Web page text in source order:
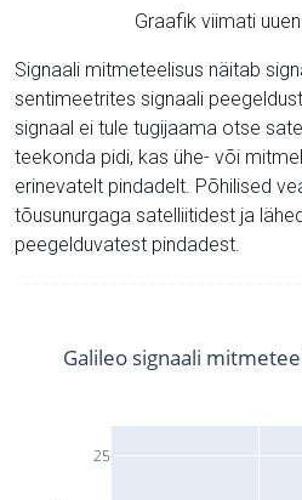
Graafik viimati
Signaali mitmeteelisus näitab
sentimeetrites signaali
signaal ei tule tugijaama otse
teekonda pidi, kas ühe- või
erinevatelt pindadelt. Põhilised
tõusunurgaga satelliitidest ja
peegelduvatest pindadest.
25
Galileo signaali